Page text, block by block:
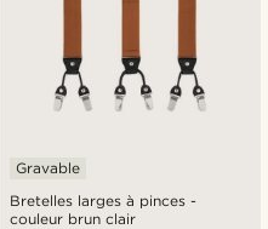
Bretelles larges à pinces -
couleur brun clair
Gravable